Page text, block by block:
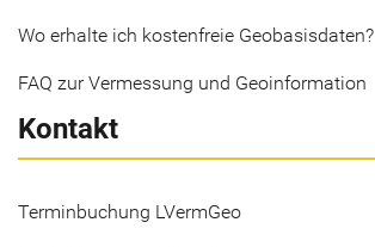
Wo erhalte ich kostenfreie Geobasisdaten?
FAQ zur Vermessung und Geoinformation
Kontakt
Terminbuchung LVermGeo